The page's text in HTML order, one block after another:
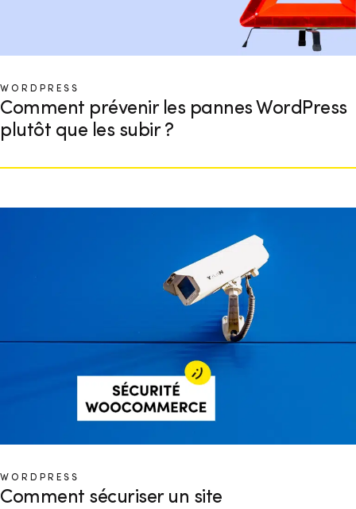
WORDPRESS
Comment prévenir les pannes WordPress
plutôt que les subir ?
WORDPRESS
Comment sécuriser un site